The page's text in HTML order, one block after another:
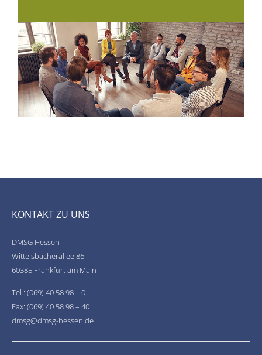
KONTAKT ZU UNS
DMSG Hessen
Wittelsbacherallee 86
60385 Frankfurt am Main
Tel.: (069) 40 58 98 – 0
Fax: (069) 40 58 98 – 40
dmsg@dmsg-hessen.de